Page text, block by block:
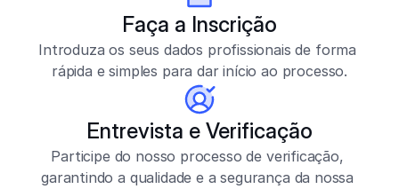
Faça a Inscrição
Introduza os seus dados profissionais de forma
rápida e simples para dar início ao processo.
Entrevista e Verificação
Participe do nosso processo de verificação,
garantindo a qualidade e a segurança da nossa